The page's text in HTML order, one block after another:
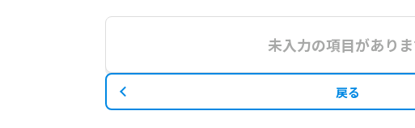
未入力の項目があり
戻る